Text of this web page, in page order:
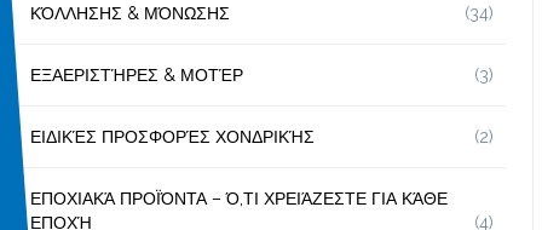
ΚΌΛΛΗΣΗΣ & ΜΌΝΩΣΗΣ
(34)
ΕΞΑΕΡΙΣΤΉΡΕΣ & ΜΟΤΈΡ (3)
ΕΙΔΙΚΈΣ ΠΡΟΣΦΟΡΈΣ ΧΟΝΔΡΙΚΉΣ (2)
ΕΠΟΧΙΑΚΆ ΠΡΟΪΌΝΤΑ – Ό,ΤΙ ΧΡΕΙΆΖΕΣΤΕ ΓΙΑ ΚΆΘΕ
ΕΠΟΧΉ
(4)